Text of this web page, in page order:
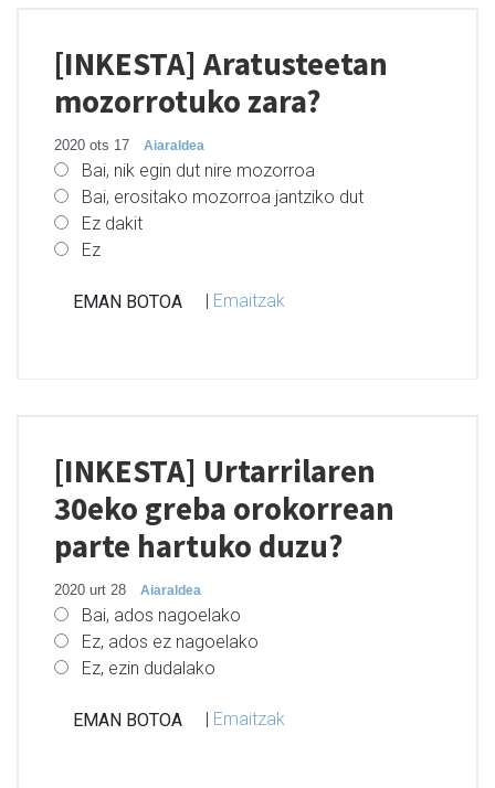
[INKESTA] Aratusteetan
mozorrotuko zara?
2020 ots 17 Aiaraldea
Bai, nik egin dut nire mozorroa
Bai, erositako mozorroa jantziko dut
Ez dakit
Ez
Emaitzak
[INKESTA] Urtarrilaren
30eko greba orokorrean
parte hartuko duzu?
2020 urt 28 Aiaraldea
Bai, ados nagoelako
Ez, ados ez nagoelako
Ez, ezin dudalako
| Emaitzak